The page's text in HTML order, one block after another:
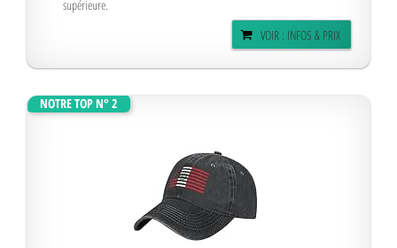
supérieure.
VOIR : INFOS & PRIX
NOTRE TOP N° 2